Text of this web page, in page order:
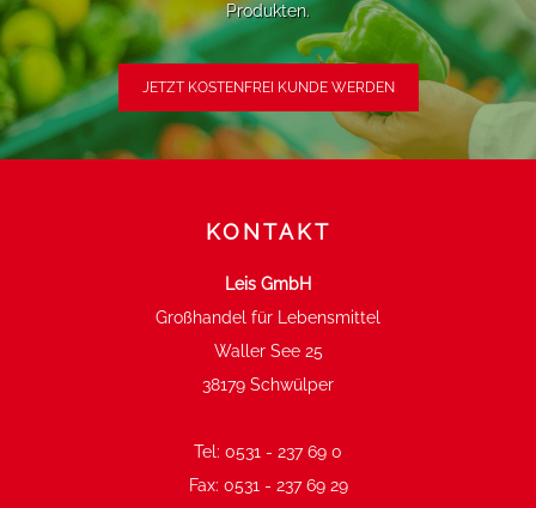
Produkten.
JETZT KOSTENFREI KUNDE WERDEN
KONTAKT
Leis GmbH
Großhandel für Lebensmittel
Waller See 25
38179 Schwülper
Tel: 0531 - 237 69 0
Fax: 0531 - 237 69 29